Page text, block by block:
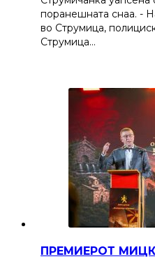
поранешната снаа. -
во Струмица,
Струмица…
ПРЕМИЕРОТ